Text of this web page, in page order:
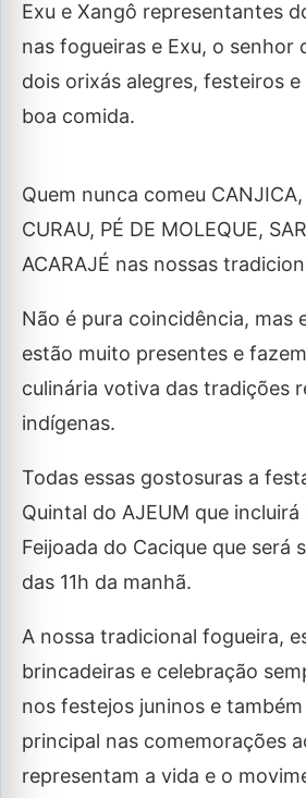
Exu e Xangô representantes
nas fogueiras e Exu, o senhor
dois orixás alegres, festeiros
boa comida.
Quem nunca comeu CANJICA,
CURAU, PÉ DE MOLEQUE,
ACARAJÉ nas nossas
Não é pura coincidência, mas
estão muito presentes e
culinária votiva das tradições
indígenas.
Todas essas gostosuras a
Quintal do AJEUM que incluirá
Feijoada do Cacique que será
das 11h da manhã.
A nossa tradicional fogueira,
brincadeiras e celebração
nos festejos juninos e
principal nas comemorações
representam a vida e o